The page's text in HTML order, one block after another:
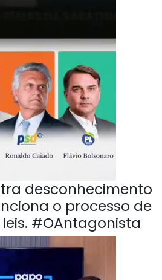
desconhecimento
o processo de
#OAntagonista